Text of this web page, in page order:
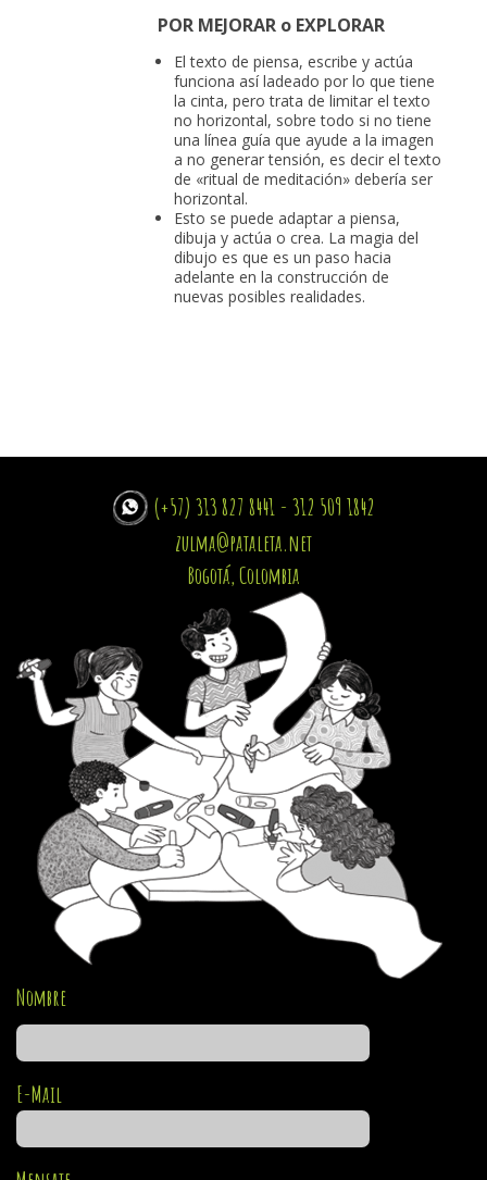
POR MEJORAR o EXPLORAR
El texto de piensa, escribe y actúa
funciona así ladeado por lo que tiene
la cinta, pero trata de limitar el texto
no horizontal, sobre todo si no tiene
una línea guía que ayude a la imagen
a no generar tensión, es decir el texto
de «ritual de meditación» debería ser
horizontal.
Esto se puede adaptar a piensa,
dibuja y actúa o crea. La magia del
dibujo es que es un paso hacia
adelante en la construcción de
nuevas posibles realidades.
(+57) 313 827 8441 - 312 509 1842
zulma@pataleta.net
Bogotá, Colombia
Nombre
E-Mail